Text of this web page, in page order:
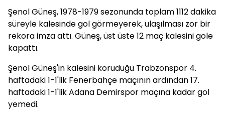
Şenol Güneş, 1978-1979 sezonunda toplam 1112 dakika
süreyle kalesinde gol görmeyerek, ulaşılması zor bir
rekora imza attı. Güneş, üst üste 12 maç kalesini gole
kapattı.
Şenol Güneş'in kalesini koruduğu Trabzonspor 4.
haftadaki 1-1'lik Fenerbahçe maçının ardından 17.
haftadaki 1-1'lik Adana Demirspor maçına kadar gol
yemedi.